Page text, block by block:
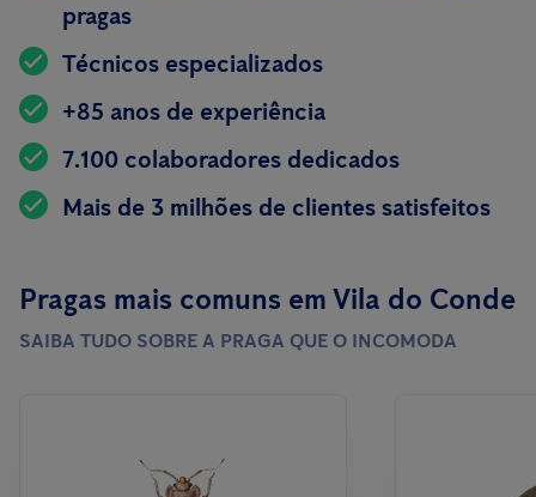
pragas
Técnicos especializados
+85 anos de experiência
7.100 colaboradores dedicados
Mais de 3 milhões de clientes satisfeitos
Pragas mais comuns em Vila do Conde
SAIBA TUDO SOBRE A PRAGA QUE O INCOMODA